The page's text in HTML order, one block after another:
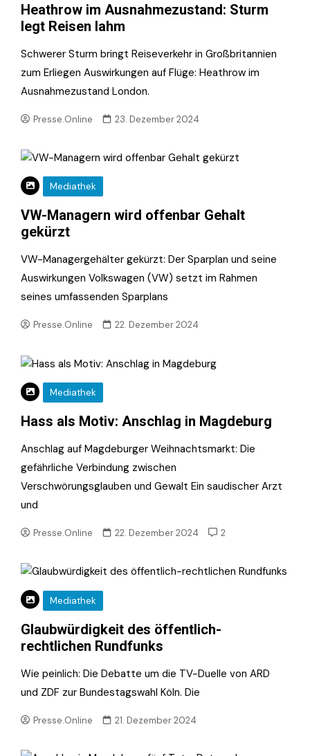
Heathrow im Ausnahmezustand: Sturm
legt Reisen lahm
Schwerer Sturm bringt Reiseverkehr in Großbritannien
zum Erliegen Auswirkungen auf Flüge: Heathrow im
Ausnahmezustand London.
Presse.Online 23. Dezember 2024
Mediathek
VW-Managern wird offenbar Gehalt
gekürzt
VW-Managergehälter gekürzt: Der Sparplan und seine
Auswirkungen Volkswagen (VW) setzt im Rahmen
seines umfassenden Sparplans
Presse.Online 22. Dezember 2024
Mediathek
Hass als Motiv: Anschlag in Magdeburg
Anschlag auf Magdeburger Weihnachtsmarkt: Die
gefährliche Verbindung zwischen
Verschwörungsglauben und Gewalt Ein saudischer Arzt
und
Presse.Online 22. Dezember 2024 2
Mediathek
Glaubwürdigkeit des öffentlich-
rechtlichen Rundfunks
Wie peinlich: Die Debatte um die TV-Duelle von ARD
und ZDF zur Bundestagswahl Köln. Die
Presse.Online 21. Dezember 2024